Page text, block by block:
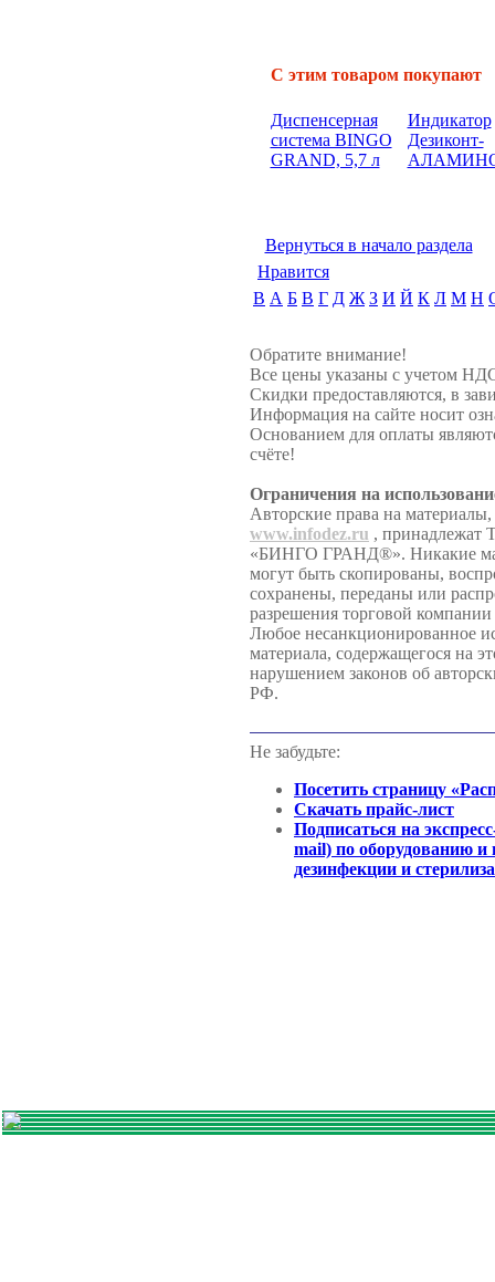
С этим товаром покупают
Диспенсерная
система BINGO
GRAND, 5,7 л
Индикатор
Дезиконт-
Вернуться в начало раздела
Нравится
B А Б В Г Д Ж З И Й К Л М Н
Обратите внимание!
Все цены указаны с учетом
Скидки предоставляются, в
Информация на сайте носит
Основанием для оплаты
счёте!
Ограничения на
Авторские права на
www.infodez.ru , принадлежат
«БИНГО ГРАНД®». Никакие
могут быть скопированы,
сохранены, переданы или
разрешения торговой
Любое несанкционированное
материала, содержащегося на
нарушением законов об
РФ.
Не забудьте:
Посетить страницу
Скачать прайс-лист
Подписаться на
mail) по оборудованию и
дезинфекции и